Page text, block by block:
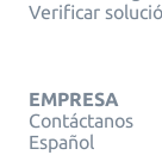
Verificar
EMPRESA
Contáctanos
Español